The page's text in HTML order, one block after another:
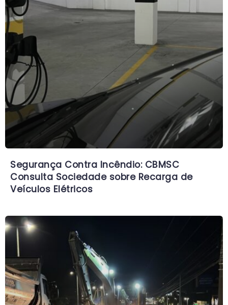
Segurança Contra Incêndio: CBMSC
Consulta Sociedade sobre Recarga de
Veículos Elétricos